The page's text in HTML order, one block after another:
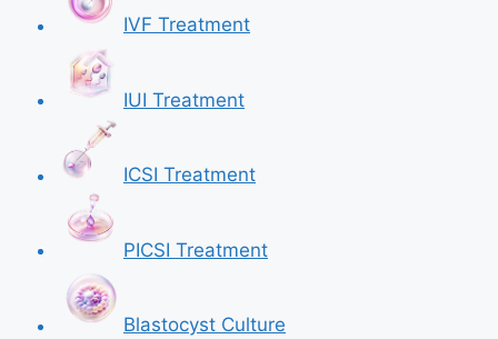
IVF Treatment
IUI Treatment
ICSI Treatment
PICSI Treatment
Blastocyst Culture